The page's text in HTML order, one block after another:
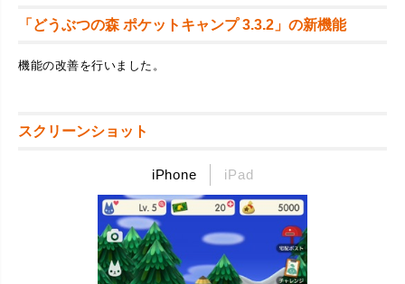
「どうぶつの森 ポケットキャンプ 3.3.2」の新機能
機能の改善を行いました。
スクリーンショット
iPhone iPad